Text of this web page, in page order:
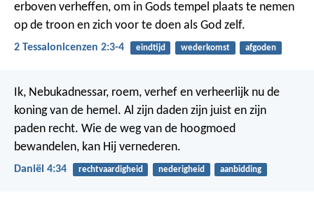
erboven verheffen, om in Gods tempel plaats te nemen
op de troon en zich voor te doen als God zelf.
2 Tessalonicenzen 2:3-4 eindtijd wederkomst afgoden
Ik, Nebukadnessar, roem, verhef en verheerlijk nu de
koning van de hemel. Al zijn daden zijn juist en zijn
paden recht. Wie de weg van de hoogmoed
bewandelen, kan Hij vernederen.
Daniël 4:34 rechtvaardigheid nederigheid aanbidding